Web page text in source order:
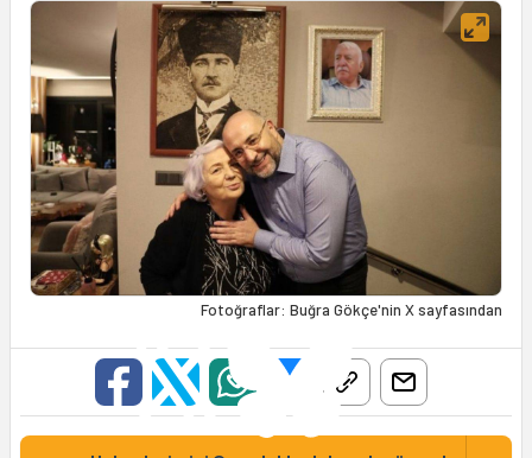
Fotoğraflar: Buğra Gökçe'nin X sayfasından